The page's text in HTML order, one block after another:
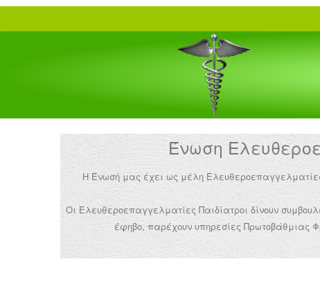
Ένωση
Η Ένωσή μας έχει ως μέλη Ελευθεροεπαγγελματίες
Οι Ελευθεροεπαγγελματίες Παιδίατροι δίνουν
έφηβο, παρέχουν υπηρεσίες Πρωτοβάθμιας